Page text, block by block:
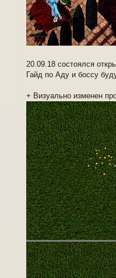
20.09.18 состоялся
Гайд по Аду и боссу
+ Визуально изменен